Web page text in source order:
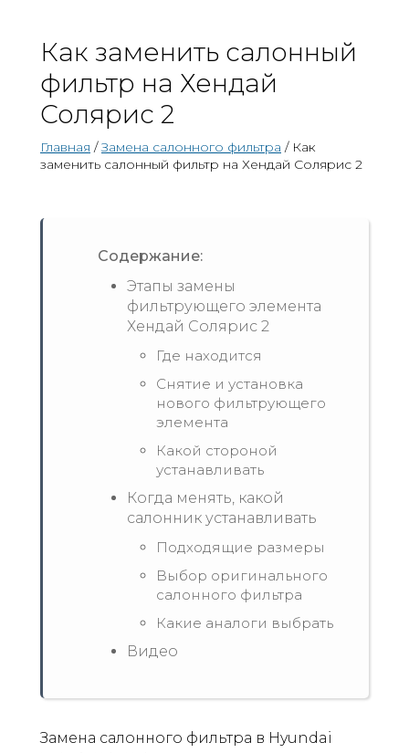
Как заменить салонный
фильтр на Хендай
Солярис 2
Главная /Замена салонного фильтра / Как
заменить салонный фильтр на Хендай Солярис 2
Содержание:
Этапы замены
фильтрующего элемента
Хендай Солярис 2
Где находится
Снятие и установка
нового фильтрующего
элемента
Какой стороной
устанавливать
Когда менять, какой
салонник устанавливать
Подходящие размеры
Выбор оригинального
салонного фильтра
Какие аналоги выбрать
Видео
Замена салонного фильтра в Hyundai